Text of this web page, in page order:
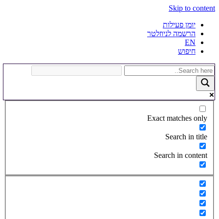
Skip to content
יומן פעילות
הרשמה לניוזלטר
EN
חיפוש
Exact matches only
Search in title
Search in content